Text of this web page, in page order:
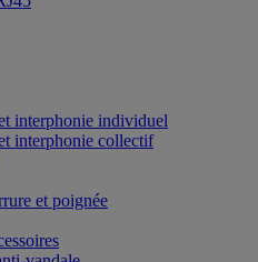
interphonie individuel
interphonie collectif
et poignée